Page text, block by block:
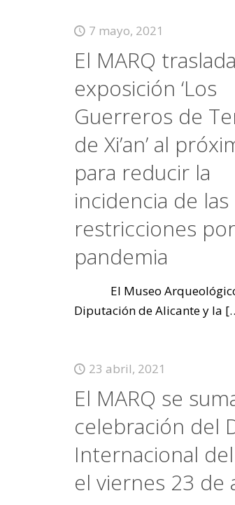
7 mayo, 2021
El MARQ
exposición ‘Los
Guerreros de
de Xi’an’ al
para reducir la
incidencia de las
restricciones
pandemia
El Museo
Diputación de Alicante y la
23 abril, 2021
El MARQ se
celebración del
Internacional
el viernes 23 de